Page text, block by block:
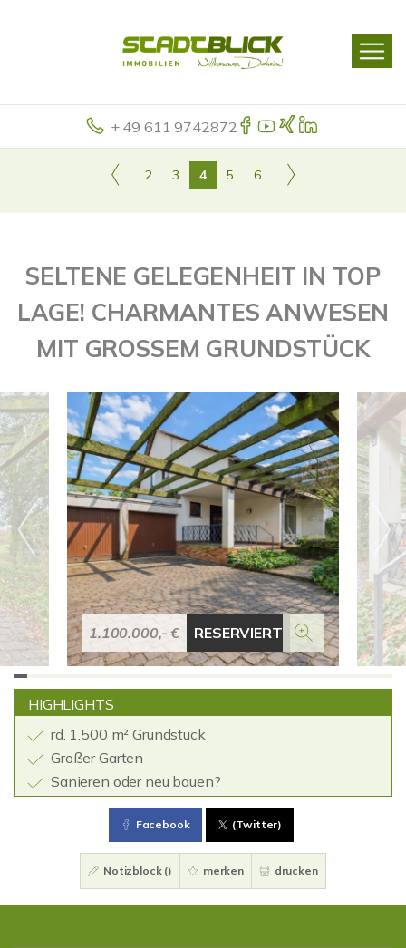
+ 49 611 9742872
2 3 4 5 6
SELTENE GELEGENHEIT IN TOP
LAGE! CHARMANTES ANWESEN
MIT GROSSEM GRUNDSTÜCK
1.100.000,- € RESERVIERT
HIGHLIGHTS
rd. 1.500 m² Grundstück
Großer Garten
Sanieren oder neu bauen?
Facebook (Twitter)
Notizblock () merken drucken